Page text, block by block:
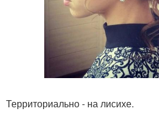
Территориально - на лисихе.